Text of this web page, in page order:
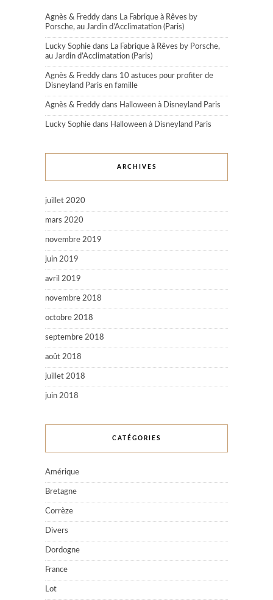
Agnès & Freddy dans La Fabrique à Rêves by
Porsche, au Jardin d’Acclimatation (Paris)
Lucky Sophie dans La Fabrique à Rêves by Porsche,
au Jardin d’Acclimatation (Paris)
Agnès & Freddy dans 10 astuces pour profiter de
Disneyland Paris en famille
Agnès & Freddy dans Halloween à Disneyland Paris
Lucky Sophie dans Halloween à Disneyland Paris
ARCHIVES
juillet 2020
mars 2020
novembre 2019
juin 2019
avril 2019
novembre 2018
octobre 2018
septembre 2018
août 2018
juillet 2018
juin 2018
CATÉGORIES
Amérique
Bretagne
Corrèze
Divers
Dordogne
France
Lot